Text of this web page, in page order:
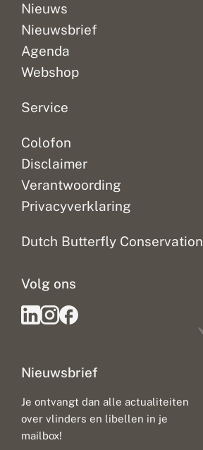
Nieuws
Nieuwsbrief
Agenda
Webshop
Service
Colofon
Disclaimer
Verantwoording
Privacyverklaring
Dutch Butterfly Conservation
Nieuwsbrief
Je ontvangt dan alle actualiteiten
over vlinders en libellen in je
mailbox!
Volg ons